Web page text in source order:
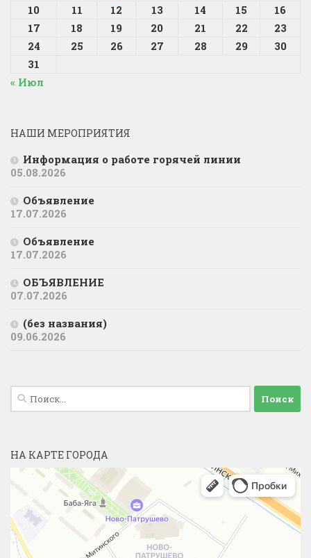
10
11 12 13 14 15
16
17
18 19 20 21 22
23
24
25 26 27 28 29
30
31
« Июл
НАШИ МЕРОПРИЯТИЯ
Информация о работе горячей линии
05.08.2026
Объявление
17.07.2026
Объявление
17.07.2026
ОБЪЯВЛЕНИЕ
07.07.2026
(без названия)
09.06.2026
Найти:
НА КАРТЕ ГОРОДА